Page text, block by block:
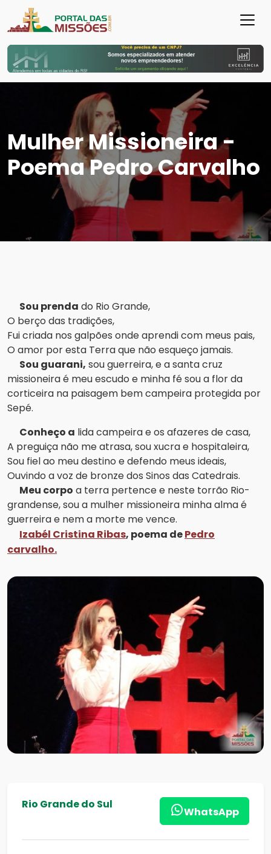
Mulher Missioneira -
Poema Pedro Carvalho
Sou prenda do Rio Grande,
O berço das tradições,
Fui criada nos galpões onde aprendi com meus pais,
O amor por esta Terra que não esqueço jamais.
Sou guarani, sou guerreira, e a santa cruz
missioneira é meu escudo e minha fé sou a flor da
corticeira na paisagem bem campeira protegida por
Sepé.
Conheço a lida campeira e os afazeres de casa,
A preguiça não me atrasa, sou xucra e hospitaleira,
Sou fiel ao meu destino e defendo meus ideais,
Ouvindo a voz de bronze dos Sinos das Catedrais.
Meu corpo a terra pertence e neste torrão Rio-
grandense, sou a mulher missioneira minha alma é
guerreira e nem a morte me vence.
Izabél Cristina Ribas, poema dePedro
carvalho.
Rio Grande do Sul
WhatsApp